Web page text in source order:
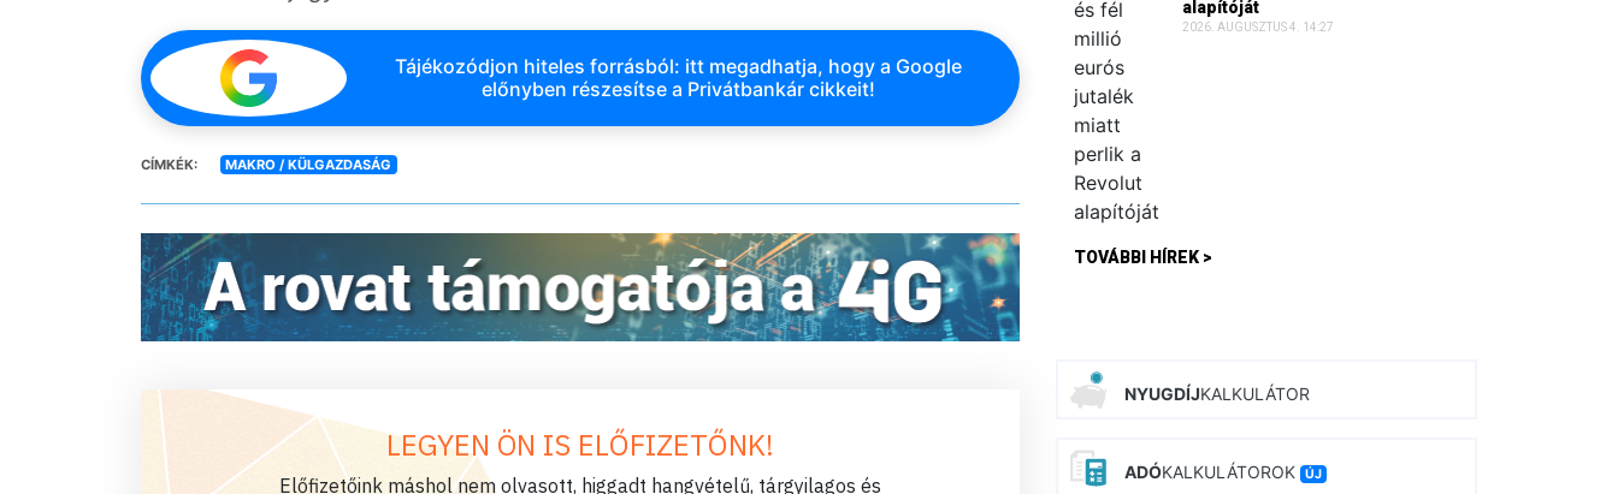
Tájékozódjon hiteles forrásból: itt megadhatja, hogy a Google
előnyben részesítse a Privátbankár cikkeit!
CÍMKÉK: MAKRO / KÜLGAZDASÁG
LEGYEN ÖN IS ELŐFIZETŐNK!
Előfizetőink máshol nem olvasott, higgadt hangvételű, tárgyilagos és
alapítóját
2026. AUGUSZTUS 4. 14:27
TOVÁBBI HÍREK >
NYUGDÍJKALKULÁTOR
ADÓKALKULÁTOROK ÚJ